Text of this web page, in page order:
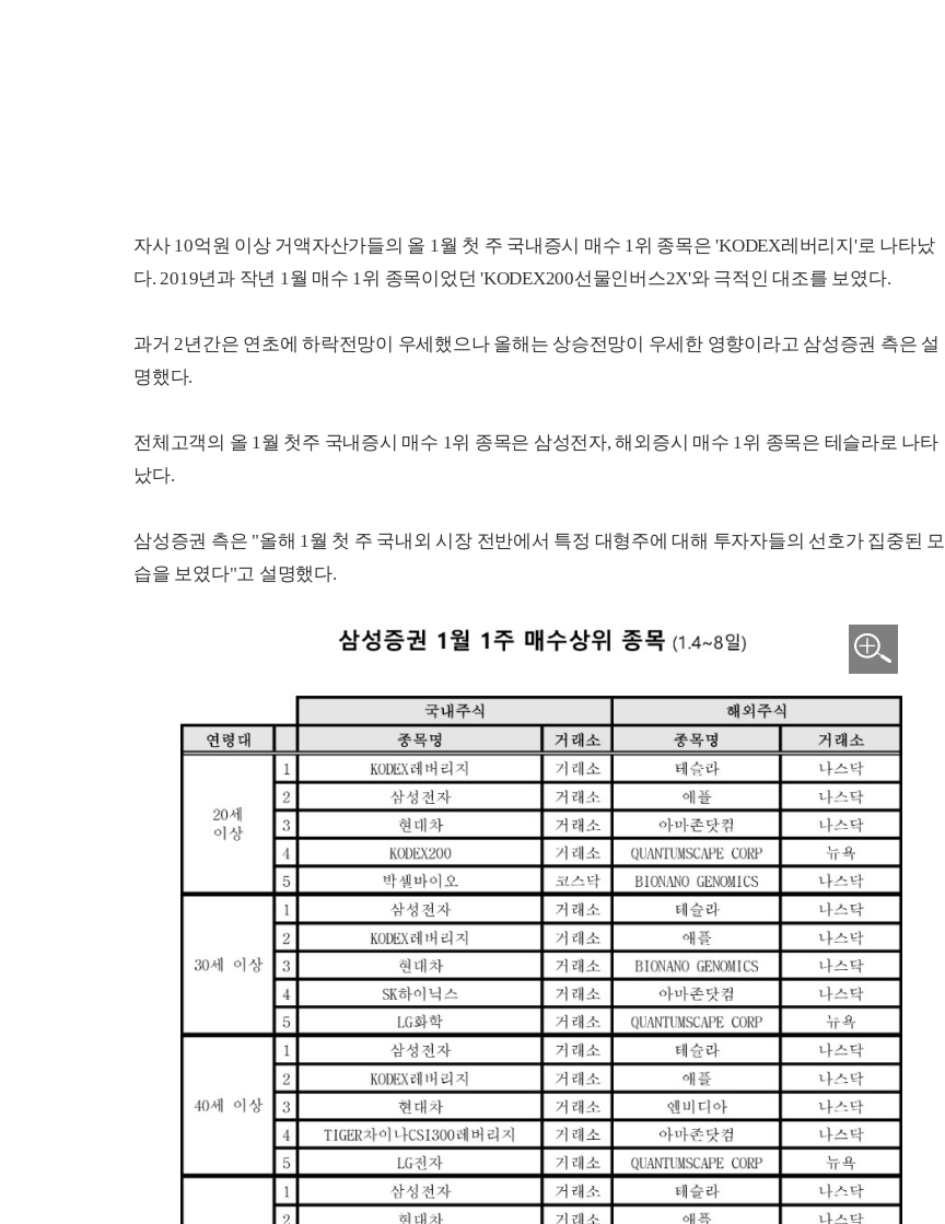
자사 10억원 이상 거액자산가들의 올 1월 첫 주 국내증시 매수 1위 종목은 'KODEX레버리지'로 나타났
다. 2019년과 작년 1월 매수 1위 종목이었던 'KODEX200선물인버스2X'와 극적인 대조를 보였다.
과거 2년간은 연초에 하락전망이 우세했으나 올해는 상승전망이 우세한 영향이라고 삼성증권 측은 설
명했다.
전체고객의 올 1월 첫주 국내증시 매수 1위 종목은 삼성전자, 해외증시 매수 1위 종목은 테슬라로 나타
났다.
삼성증권 측은 "올해 1월 첫 주 국내외 시장 전반에서 특정 대형주에 대해 투자자들의 선호가 집중된 모
습을 보였다"고 설명했다.